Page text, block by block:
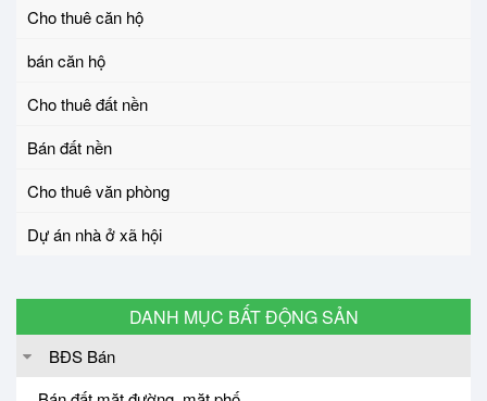
Cho thuê căn hộ
bán căn hộ
Cho thuê đất nền
Bán đất nền
Cho thuê văn phòng
Dự án nhà ở xã hội
DANH MỤC BẤT ĐỘNG SẢN
BĐS Bán